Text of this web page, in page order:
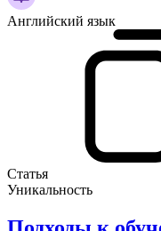
Английский язык
Статья
Уникальность